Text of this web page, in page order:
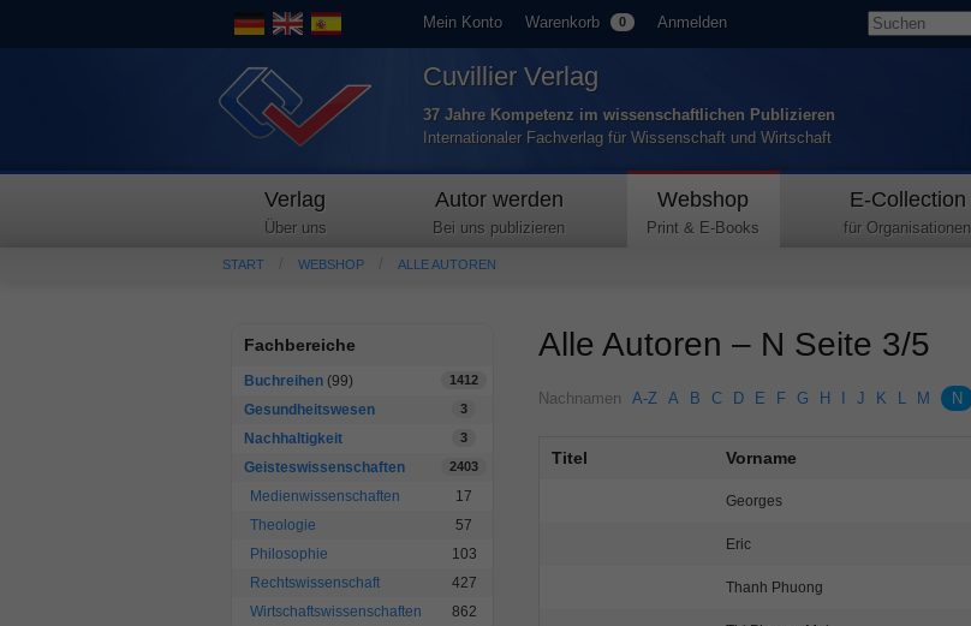
Mein Konto Warenkorb 0 Anmelden
Cuvillier Verlag
37 Jahre Kompetenz im wissenschaftlichen Publizieren
Internationaler Fachverlag für Wissenschaft und Wirtschaft
Verlag
Über uns
Autor werden
Bei uns publizieren
Webshop
Print & E-Books
E-Collection
für Organisationen
START WEBSHOP ALLE AUTOREN
Fachbereiche
Buchreihen (99) 1412
Gesundheitswesen 3
Nachhaltigkeit 3
Geisteswissenschaften 2403
Medienwissenschaften
17
Theologie
57
Philosophie
103
Rechtswissenschaft
427
Wirtschaftswissenschaften
862
Alle Autoren – N Seite 3/5
Nachnamen A-Z A B C D E F G H J K L M N
Titel Vorname
Georges
Eric
Thanh Phuong